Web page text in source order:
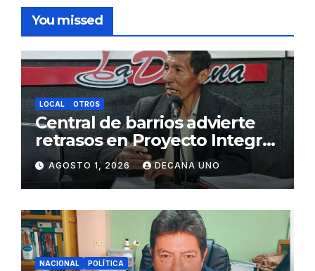
You missed
LOCAL OTROS
Central de barrios advierte
retrasos en Proyecto Integral
de Agua y Alcantarillado para
Juliaca
AGOSTO 1, 2026 DECANA UNO
NACIONAL POLÍTICA